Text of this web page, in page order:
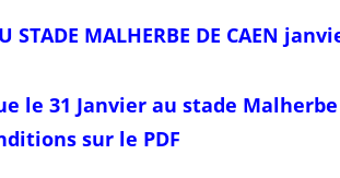
STADE MALHERBE DE CAEN
le 31 Janvier au stade
sur le PDF